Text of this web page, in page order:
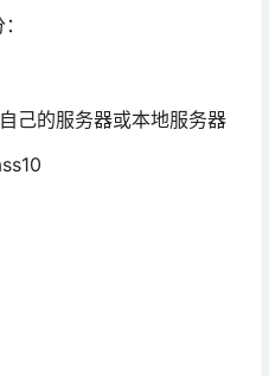
己的服务器或本地服务器